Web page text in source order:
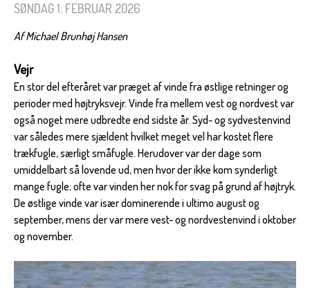
SØNDAG 1. FEBRUAR 2026
Af Michael Brunhøj Hansen
Vejr
En stor del efteråret var præget af vinde fra østlige retninger og
perioder med højtryksvejr. Vinde fra mellem vest og nordvest var
også noget mere udbredte end sidste år. Syd- og sydvestenvind
var således mere sjældent hvilket meget vel har kostet flere
trækfugle, særligt småfugle. Herudover var der dage som
umiddelbart så lovende ud, men hvor der ikke kom synderligt
mange fugle; ofte var vinden her nok for svag på grund af højtryk.
De østlige vinde var især dominerende i ultimo august og
september, mens der var mere vest- og nordvestenvind i oktober
og november.